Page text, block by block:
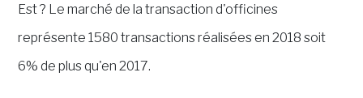
Est ? Le marché de la transaction d'officines
représente 1580 transactions réalisées en 2018 soit
6% de plus qu'en 2017.